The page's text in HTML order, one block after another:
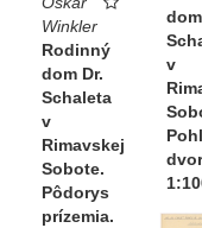
Winkler
Rodinný
dom Dr.
Schaleta
v
Rimavskej
Sobote.
Pôdorys
prízemia.
v